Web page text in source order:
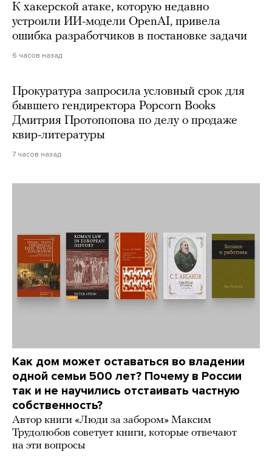
К хакерской атаке, которую недавно
устроили ИИ-модели OpenAI, привела
ошибка разработчиков в постановке задачи
6 часов назад
Прокуратура запросила условный срок для
бывшего гендиректора Popcorn Books
Дмитрия Протопопова по делу о продаже
квир-литературы
7 часов назад
Как дом может оставаться во владении
одной семьи 500 лет? Почему в России
так и не научились отстаивать частную
собственность?
Автор книги «Люди за забором» Максим
Трудолюбов советует книги, которые отвечают
на эти вопросы